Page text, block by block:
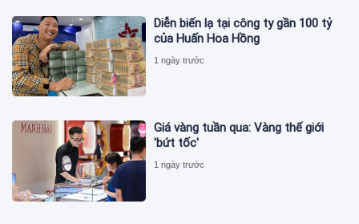
Diễn biến lạ tại công ty gần 100 tỷ
của Huấn Hoa Hồng
1 ngày trước
Giá vàng tuần qua: Vàng thế giới
'bứt tốc'
1 ngày trước